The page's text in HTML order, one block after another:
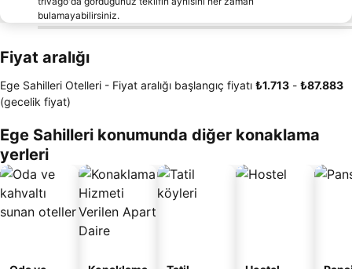
bulamayabilirsiniz.
Fiyat aralığı
Ege Sahilleri Otelleri - Fiyat aralığı başlangıç fiyatı ‎₺1.713 - ‎₺87.883
(gecelik fiyat)
Ege Sahilleri konumunda diğer konaklama
yerleri